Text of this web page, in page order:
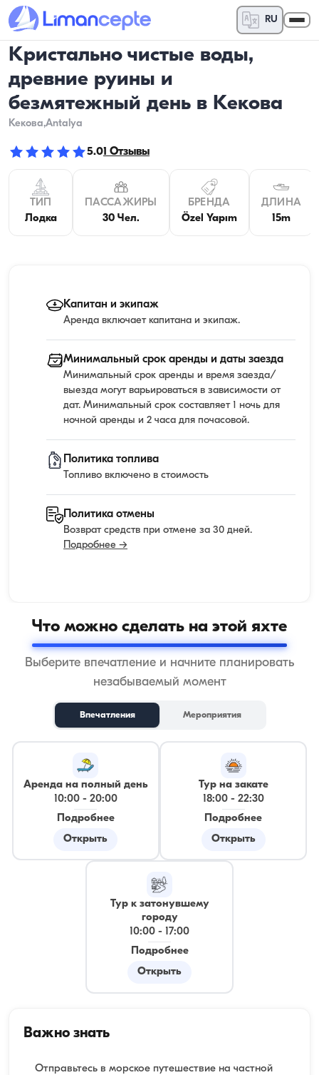
RU
Кристально чистые воды,
древние руины и
безмятежный день в Кекова
Кекова,Antalya
5.01 Отзывы
ТИП
Лодка
ПАССАЖИРЫ
30 Чел.
БРЕНДА
Özel Yapım
ДЛИНА
15m
Капитан и экипаж
Аренда включает капитана и экипаж.
Минимальный срок аренды и даты заезда
Минимальный срок аренды и время заезда/
выезда могут варьироваться в зависимости от
дат. Минимальный срок составляет 1 ночь для
ночной аренды и 2 часа для почасовой.
Политика топлива
Топливо включено в стоимость
Политика отмены
Возврат средств при отмене за 30 дней.
Подробнее →
Что можно сделать на этой яхте
Выберите впечатление и начните планировать
незабываемый момент
Впечатления Мероприятия
Аренда на полный день
10:00- 20:00
Подробнее
Открыть
Тур на закате
18:00- 22:30
Подробнее
Открыть
Тур к затонувшему
городу
10:00 -
17:00
Подробнее
Открыть
Важно знать
Отправьтесь в морское путешествие на частной